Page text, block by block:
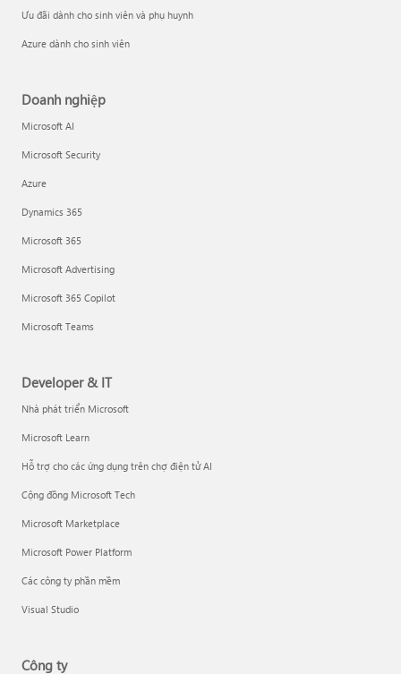
Ưu đãi dành cho sinh viên và phụ huynh
Azure dành cho sinh viên
Doanh nghiệp
Microsoft AI
Microsoft Security
Azure
Dynamics 365
Microsoft 365
Microsoft Advertising
Microsoft 365 Copilot
Microsoft Teams
Developer & IT
Nhà phát triển Microsoft
Microsoft Learn
Hỗ trợ cho các ứng dụng trên chợ điện tử AI
Cộng đồng Microsoft Tech
Microsoft Marketplace
Microsoft Power Platform
Các công ty phần mềm
Visual Studio
Công ty